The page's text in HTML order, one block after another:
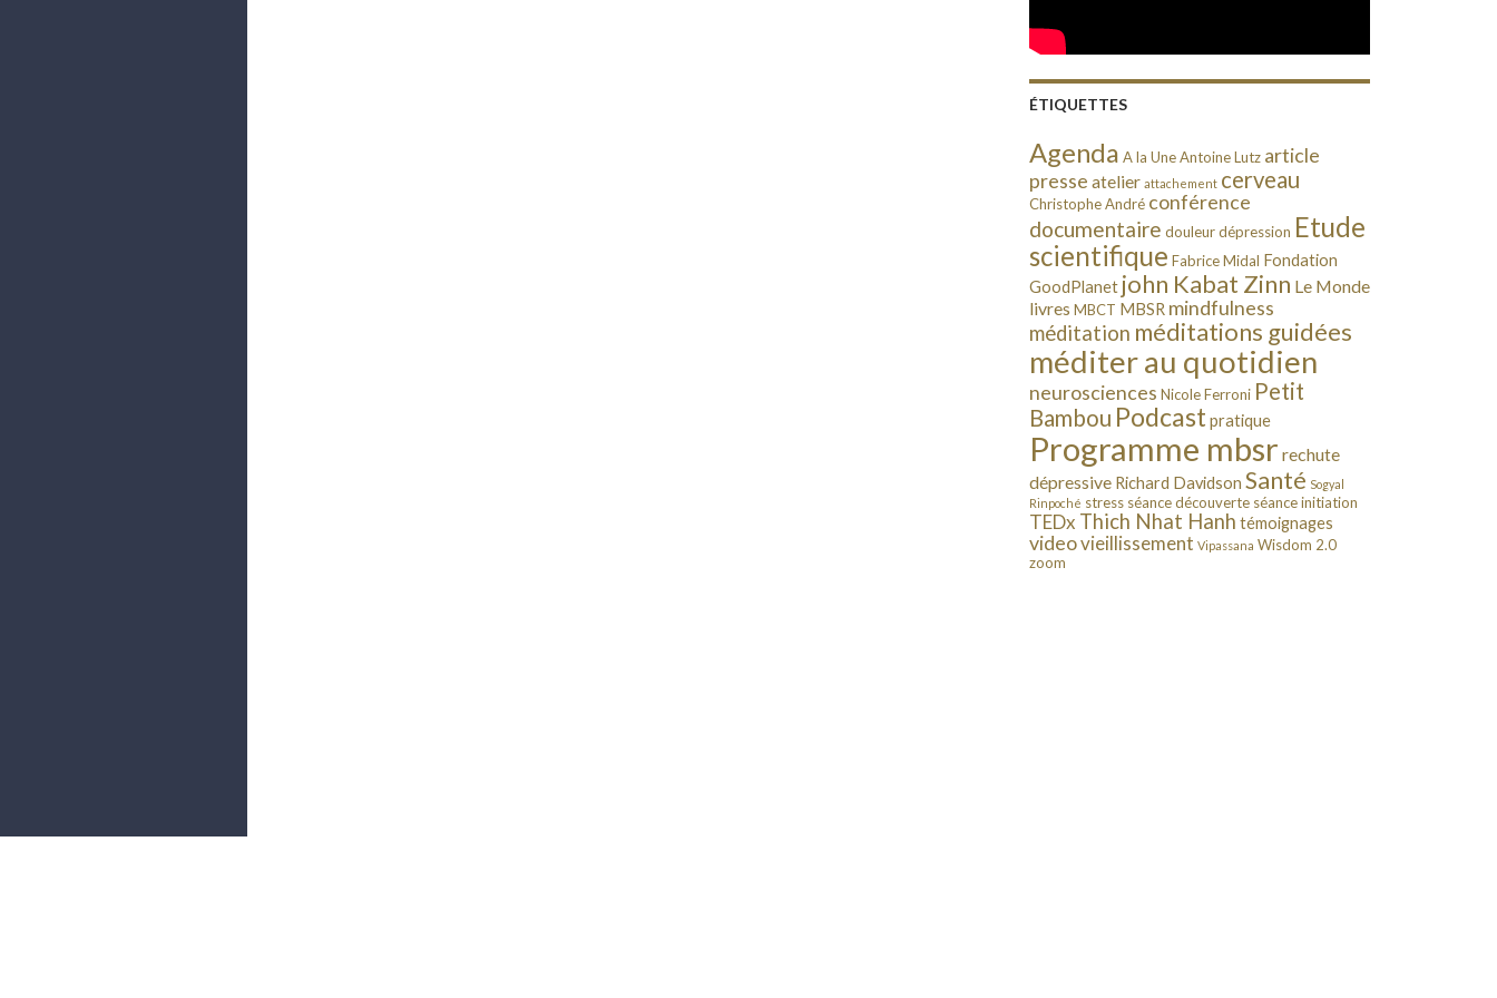
ÉTIQUETTES
Agenda A la UneAntoine Lutz article
presse atelier attachement cerveau
Christophe André conférence
documentaire douleurdépression Etude
scientifique Fabrice Midal Fondation
GoodPlanet john Kabat Zinn Le Monde
livres MBCT MBSR mindfulness
méditation méditations guidées
méditer au quotidien
neurosciences Nicole Ferroni Petit
Bambou Podcast pratique
Programme mbsr rechute
dépressive Richard Davidson Santé Sogyal
Rinpoché stress séance découverte séance initiation
TEDx Thich Nhat Hanh témoignages
videovieillissement Vipassana Wisdom 2.0
zoom